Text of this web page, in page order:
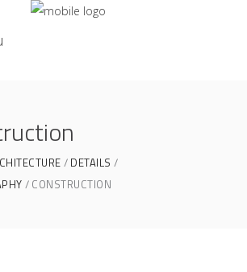
DETAILS
CONSTRUCTION